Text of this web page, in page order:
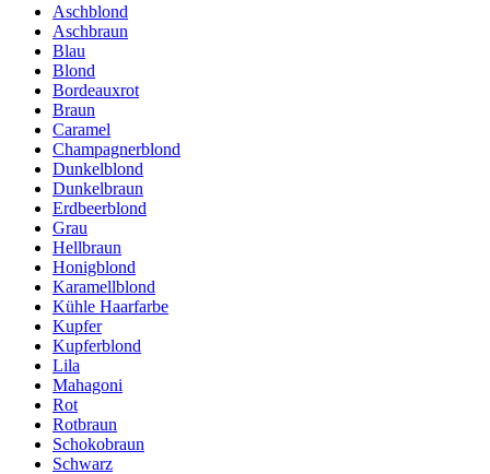
Aschblond
Aschbraun
Blau
Blond
Bordeauxrot
Braun
Caramel
Champagnerblond
Dunkelblond
Dunkelbraun
Erdbeerblond
Grau
Hellbraun
Honigblond
Karamellblond
Kühle Haarfarbe
Kupfer
Kupferblond
Lila
Mahagoni
Rot
Rotbraun
Schokobraun
Schwarz